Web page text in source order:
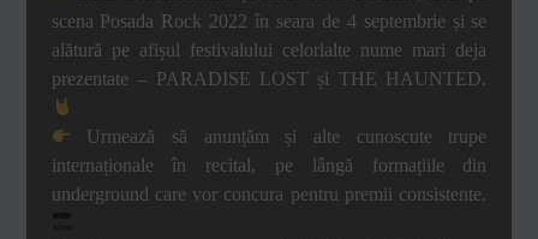
scena Posada Rock 2022 în seara de 4 septembrie și se
alătură pe afișul festivalului celorlalte nume mari deja
prezentate – PARADISE LOST și THE HAUNTED.
Urmează să anunțăm și alte cunoscute trupe
internaționale în recital, pe lângă formațiile din
underground care vor concura pentru premii consistente.